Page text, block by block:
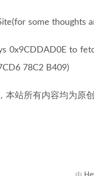
some thoughts
0x9CDDAD0E to
78C2 B409)
本站所有内容均为原